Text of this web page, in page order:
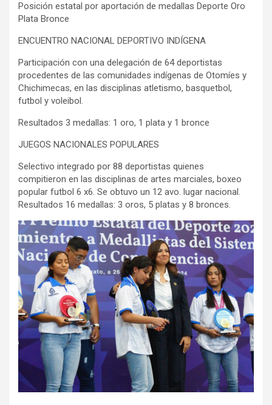
Posición estatal por aportación de medallas Deporte Oro
Plata Bronce
ENCUENTRO NACIONAL DEPORTIVO INDÍGENA
Participación con una delegación de 64 deportistas
procedentes de las comunidades indígenas de Otomíes y
Chichimecas, en las disciplinas atletismo, basquetbol,
futbol y voleibol.
Resultados 3 medallas: 1 oro, 1 plata y 1 bronce
JUEGOS NACIONALES POPULARES
Selectivo integrado por 88 deportistas quienes
compitieron en las disciplinas de artes marciales, boxeo
popular futbol 6 x6. Se obtuvo un 12 avo. lugar nacional.
Resultados 16 medallas: 3 oros, 5 platas y 8 bronces.